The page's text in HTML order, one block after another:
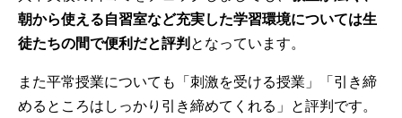
朝から使える自習室など充実した学習環境については生
徒たちの間で便利だと評判 となっています。
また平常授業についても「刺激を受ける授業」「引き締
めるところはしっかり引き締めてくれる」と評判です。